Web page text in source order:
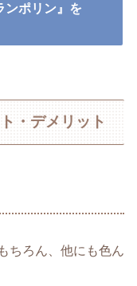
ンポリン』を
・デメリット
ちろん、他にも色ん